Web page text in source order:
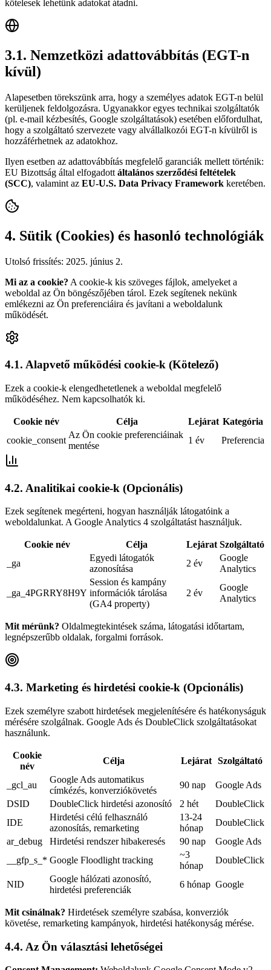
kötelesek lehetünk adatokat átadni.
3.1. Nemzetközi adattovábbítás (EGT-n
kívül)
Alapesetben törekszünk arra, hogy a személyes adatok EGT-n belül
kerüljenek feldolgozásra. Ugyanakkor egyes technikai szolgáltatók
(pl. e-mail kézbesítés, Google szolgáltatások) esetében előfordulhat,
hogy a szolgáltató szervezete vagy alvállalkozói EGT-n kívülről is
hozzáférhetnek az adatokhoz.
Ilyen esetben az adattovábbítás megfelelő garanciák mellett történik:
EU Bizottság által elfogadott általános szerződési feltételek
(SCC), valamint az EU-U.S. Data Privacy Framework keretében.
4. Sütik (Cookies) és hasonló technológiák
Utolsó frissítés: 2025. június 2.
Mi az a cookie? A cookie-k kis szöveges fájlok, amelyeket a
weboldal az Ön böngészőjében tárol. Ezek segítenek nekünk
emlékezni az Ön preferenciáira és javítani a weboldalunk
működését.
4.1. Alapvető működési cookie-k (Kötelező)
Ezek a cookie-k elengedhetetlenek a weboldal megfelelő
működéséhez. Nem kapcsolhatók ki.
Cookie név Célja Lejárat Kategória
cookie_consent
Az Ön cookie preferenciáinak
mentése
1 év Preferencia
4.2. Analitikai cookie-k (Opcionális)
Ezek segítenek megérteni, hogyan használják látogatóink a
weboldalunkat. A Google Analytics 4 szolgáltatást használjuk.
Cookie név Célja Lejárat Szolgáltató
_ga
Egyedi látogatók
azonosítása
2 év
Google
Analytics
_ga_4PGRRY8H9Y
Session és kampány
információk tárolása
(GA4 property)
2 év
Google
Analytics
Mit mérünk? Oldalmegtekintések száma, látogatási időtartam,
legnépszerűbb oldalak, forgalmi források.
4.3. Marketing és hirdetési cookie-k (Opcionális)
Ezek személyre szabott hirdetések megjelenítésére és hatékonyságuk
mérésére szolgálnak. Google Ads és DoubleClick szolgáltatásokat
használunk.
Cookie
név
Célja Lejárat Szolgáltató
_gcl_au
Google Ads automatikus
címkézés, konverziókövetés
90 nap
Google Ads
DSID
DoubleClick hirdetési azonosító 2 hét
DoubleClick
IDE
Hirdetési célú felhasználó
azonosítás, remarketing
13-24
hónap
DoubleClick
ar_debug
Hirdetési rendszer hibakeresés 90 nap
Google Ads
__gfp_s_* Google Floodlight tracking
~3
hónap
DoubleClick
NID
Google hálózati azonosító,
hirdetési preferenciák
6 hónap Google
Mit csinálnak? Hirdetések személyre szabása, konverziók
követése, remarketing kampányok, hirdetési hatékonyság mérése.
4.4. Az Ön választási lehetőségei